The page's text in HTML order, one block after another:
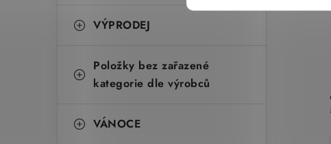
VÝPRODEJ
Položky bez zařazené
kategorie dle výrobců
VÁNOCE